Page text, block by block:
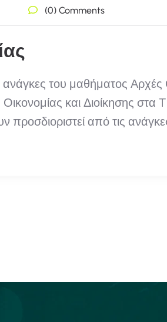
(0) Comments
ανάγκες του μαθήματος Αρχές
Οικονομίας και Διοίκησης
προσδιοριστεί από τις